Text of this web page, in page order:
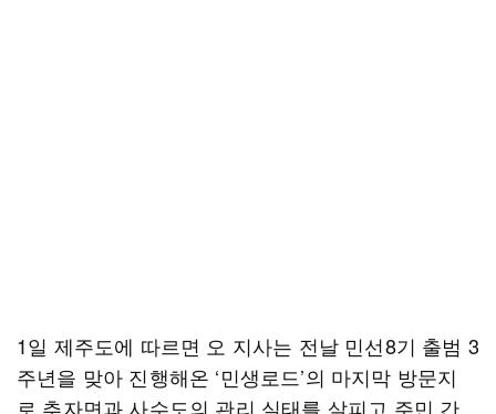
1일 제주도에 따르면 오 지사는 전날 민선8기 출범 3
주년을 맞아 진행해온 ‘민생로드’의 마지막 방문지
로 추자면과 사수도의 관리 실태를 살피고 주민 간